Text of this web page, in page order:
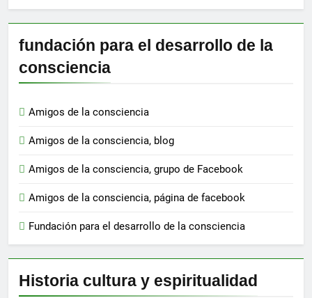
fundación para el desarrollo de la
consciencia
Amigos de la consciencia
Amigos de la consciencia, blog
Amigos de la consciencia, grupo de Facebook
Amigos de la consciencia, página de facebook
Fundación para el desarrollo de la consciencia
Historia cultura y espiritualidad